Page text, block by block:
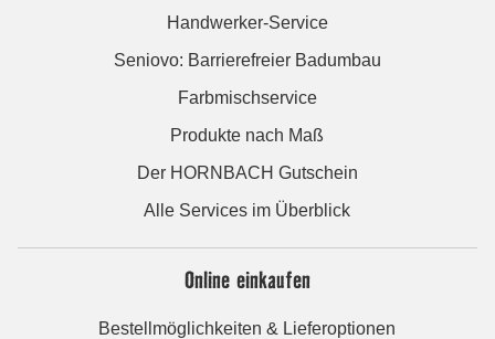
Handwerker-Service
Seniovo: Barrierefreier Badumbau
Farbmischservice
Produkte nach Maß
Der HORNBACH Gutschein
Alle Services im Überblick
Online einkaufen
Bestellmöglichkeiten & Lieferoptionen